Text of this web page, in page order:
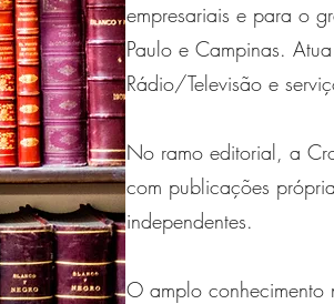
empresariais e para o
Paulo e Campinas.
Rádio/Televisão e
No ramo editorial, a
com publicações
independentes.
O amplo